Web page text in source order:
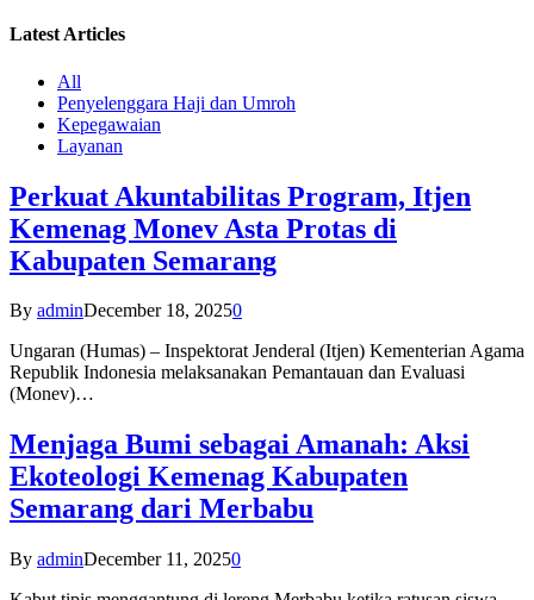
Latest Articles
All
Penyelenggara Haji dan Umroh
Kepegawaian
Layanan
Perkuat Akuntabilitas Program, Itjen
Kemenag Monev Asta Protas di
Kabupaten Semarang
By adminDecember 18, 20250
Ungaran (Humas) – Inspektorat Jenderal (Itjen) Kementerian Agama
Republik Indonesia melaksanakan Pemantauan dan Evaluasi
(Monev)…
Menjaga Bumi sebagai Amanah: Aksi
Ekoteologi Kemenag Kabupaten
Semarang dari Merbabu
By adminDecember 11, 20250